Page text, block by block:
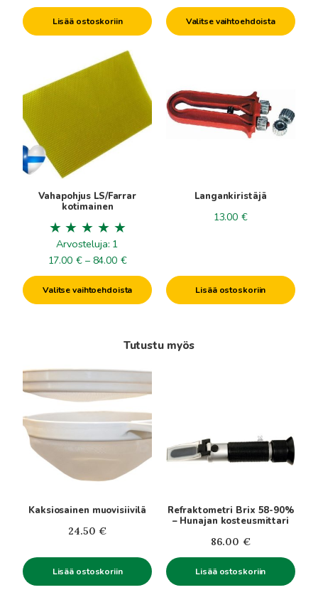
Lisää ostoskoriin
7.50€
-
22.00€
Valitse vaihtoehdoista
Vahapohjus LS/Farrar
kotimainen
Arvosteluja: 1
17.00 € – 84.00 €Hintaluokka:
17.00€
-
84.00€
Valitse vaihtoehdoista
tuotteella
on
useampi
muunnelma.
Voit
tehdä
valinnat
Langankiristäjä
13.00 €
Lisää ostoskoriin
Tutustu myös
Kaksiosainen muovisiivilä
24.50 €
Lisää ostoskoriin
Refraktometri Brix 58-90%
– Hunajan kosteusmittari
86.00 €
Lisää ostoskoriin